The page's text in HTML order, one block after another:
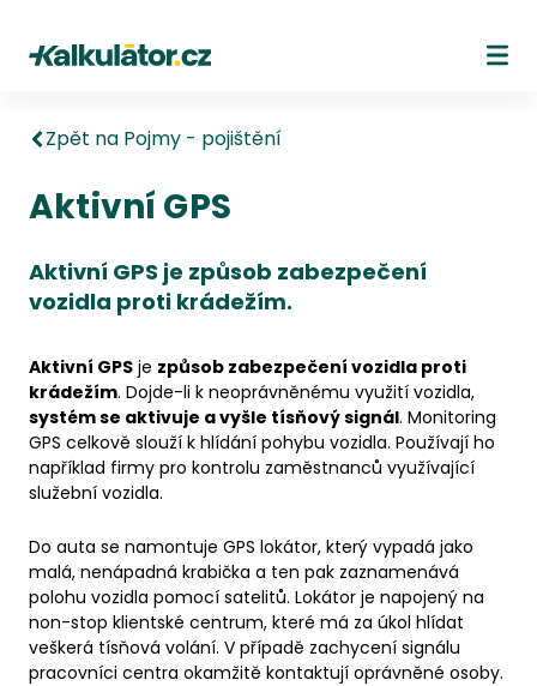
Kalkulátor.cz
Zpět na Pojmy - pojištění
Aktivní GPS
Aktivní GPS je způsob zabezpečení
vozidla proti krádežím.
Aktivní GPS je způsob zabezpečení vozidla proti
krádežím. Dojde-li k neoprávněnému využití vozidla,
systém se aktivuje a vyšle tísňový signál. Monitoring
GPS celkově slouží k hlídání pohybu vozidla. Používají ho
například firmy pro kontrolu zaměstnanců využívající
služební vozidla.
Do auta se namontuje GPS lokátor, který vypadá jako
malá, nenápadná krabička a ten pak zaznamenává
polohu vozidla pomocí satelitů. Lokátor je napojený na
non-stop klientské centrum, které má za úkol hlídat
veškerá tísňová volání. V případě zachycení signálu
pracovníci centra okamžitě kontaktují oprávněné osoby.